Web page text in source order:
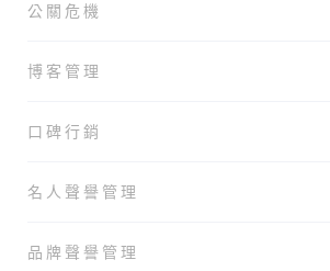
公關危機
博客管理
口碑行銷
名人聲譽管理
品牌聲譽管理